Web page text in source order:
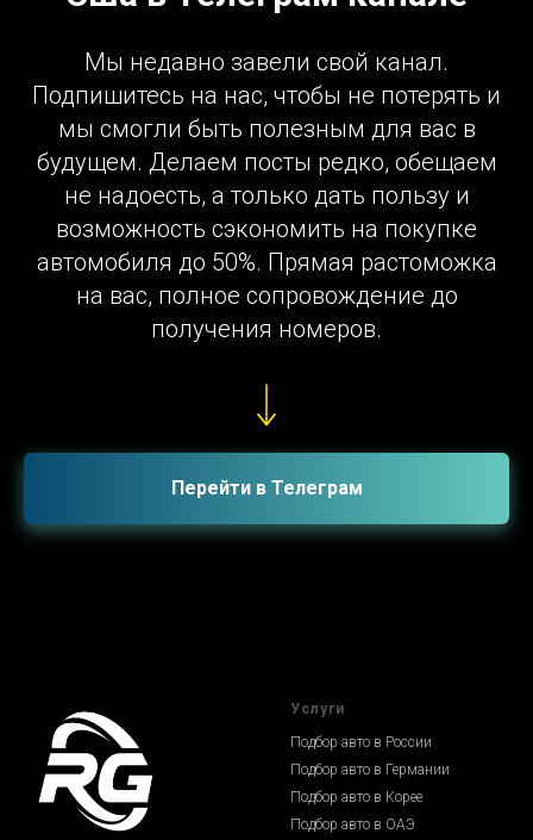
Мы недавно завели свой канал.
Подпишитесь на нас, чтобы не потерять и
мы смогли быть полезным для вас в
будущем. Делаем посты редко, обещаем
не надоесть, а только дать пользу и
возможность сэкономить на покупке
автомобиля до 50%. Прямая растоможка
на вас, полное сопровождение до
получения номеров.
Перейти в Телеграм
Услуги
Подбор авто в России
Подбор авто в Германии
Подбор авто в Корее
Подбор авто в ОАЭ